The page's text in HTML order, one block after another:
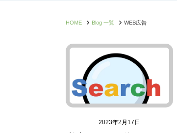
HOME Blog 一覧 WEB広告
2023年2月17日